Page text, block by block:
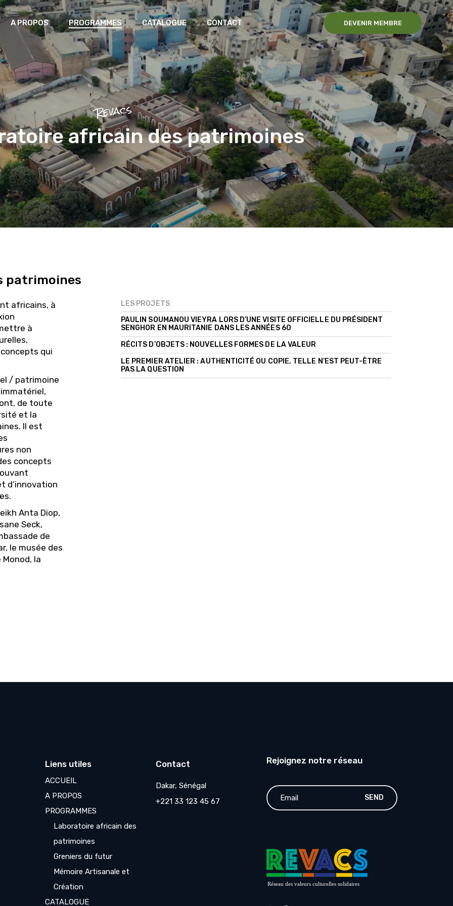
A PROPOS PROGRAMMES
Laboratoire africain des
patrimoines
Greniers du futur
Mémoire Artisanale et Création
CATALOGUE CONTACT DEVENIR MEMBRE
Revacs
africain des patrimoines
patrimoines
africains, à
à
qui
/ patrimoine
de toute
et la
Il est
non
concepts
d’innovation
Anta Diop,
Seck,
de
le musée des
la
LES PROJETS
PAULIN SOUMANOU VIEYRA LORS D’UNE VISITE OFFICIELLE DU PRÉSIDENT
SENGHOR EN MAURITANIE DANS LES ANNÉES 60
RÉCITS D’OBJETS : NOUVELLES FORMES DE LA VALEUR
LE PREMIER ATELIER : AUTHENTICITÉ OU COPIE, TELLE N’EST PEUT-ÊTRE
PAS LA QUESTION
Liens utiles
ACCUEIL
A PROPOS
PROGRAMMES
Laboratoire africain des
patrimoines
Greniers du futur
Mémoire Artisanale et
Création
CATALOGUE
Contact
Dakar, Sénégal
+221 33 123 45 67
Rejoignez notre réseau
SEND
Réseau des valeurs culturelles solidaires